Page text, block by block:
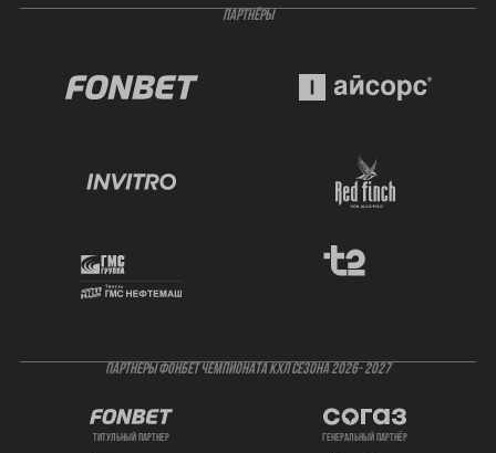
ПАРТНЁРЫ
ПАРТНЕРЫ ФОНБЕТ ЧЕМПИОНАТА КХЛ СЕЗОНА 2026- 2027
титульный партнер генеральный партнёр